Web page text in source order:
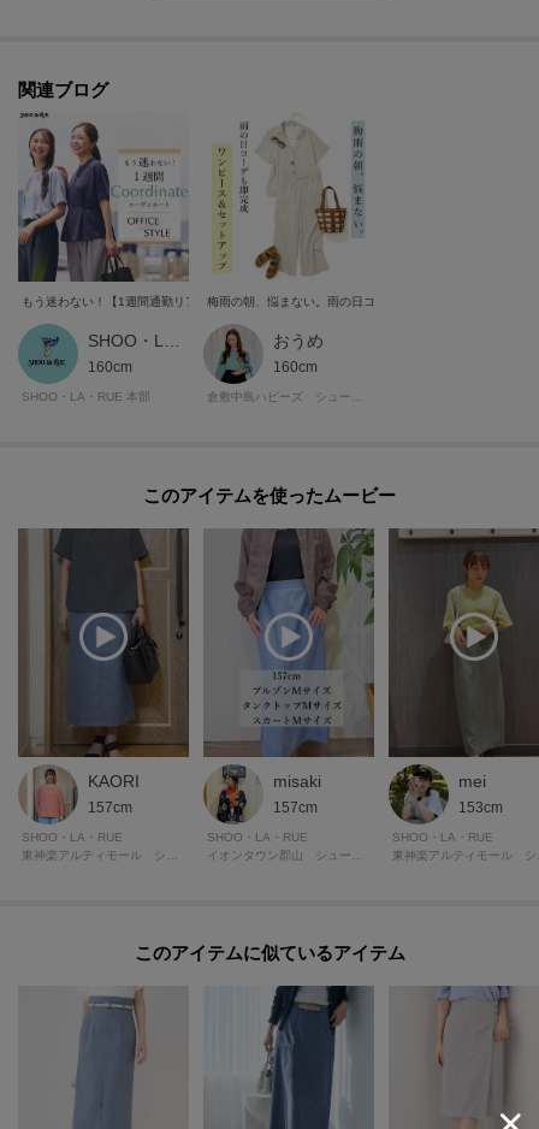
再入荷通知や、値下げ情報・在庫状況をメルマガにてお知らせ。
POINT.2
マイページでお気に入り一覧をチェックでき、
自分だけのお買い物リストがつくれる！
ーーーーーーーーーーーーーーーーーーーーーーーーーーーー
モデル情報：身長163cm B81 W59 H88 着用サイズ：02（M）
関連ブログ
もう迷わない！【1週間通勤リアルコーデ】
SHOO・LA・RUE STYLE
160cm
SHOO・LA・RUE 本部
梅雨の朝、悩まない。雨の日コーデも即完成ワンピース＆セ
おうめ
160cm
倉敷中島ハピーズ シューラルー
このアイテムを使ったムービー
KAORI
157cm
SHOO・LA・RUE
東神楽アルティモール シューラルー
misaki
157cm
SHOO・LA・RUE
イオンタウン郡山 シューラルー
mei
153cm
SHOO・LA・RUE
東
このアイテムに似ているアイテム